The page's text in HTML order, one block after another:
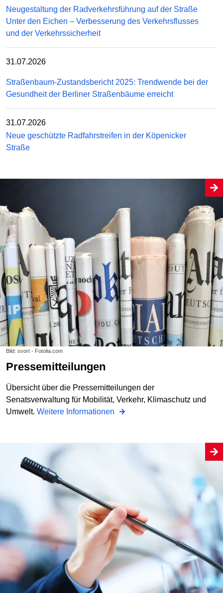
Neugestaltung der Radverkehrsführung auf der Straße
Unter den Eichen – Verbesserung des Verkehrsflusses
und der Verkehrssicherheit
31.07.2026
Straßenbaum-Zustandsbericht 2025: Trendwende bei der
Gesundheit der Berliner Straßenbäume erreicht
31.07.2026
Neue geschützte Radfahrstreifen in der Köpenicker
Straße
Bild: svort - Fotolia.com
Pressemitteilungen
Übersicht über die Pressemitteilungen der
Senatsverwaltung für Mobilität, Verkehr, Klimaschutz und
Umwelt. Weitere Informationen